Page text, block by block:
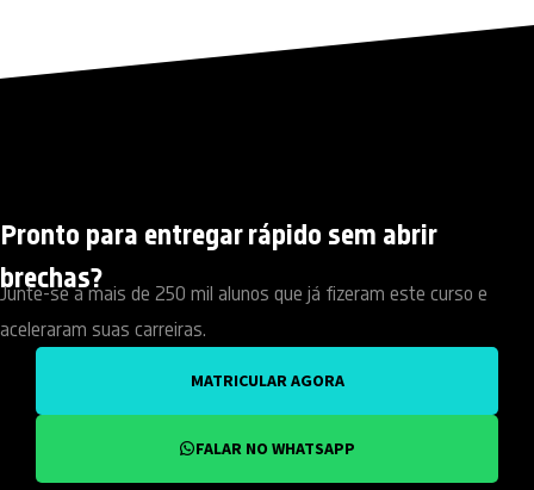
Pronto para entregar rápido sem abrir
brechas?
Junte-se a mais de 250 mil alunos que já fizeram este curso e
aceleraram suas carreiras.
MATRICULAR AGORA
FALAR NO WHATSAPP